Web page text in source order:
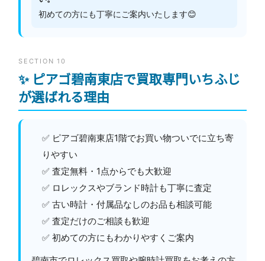
初めての方にも丁寧にご案内いたします😊
SECTION 10
✨ ピアゴ碧南東店で買取専門いちふじ
が選ばれる理由
✅ ピアゴ碧南東店1階でお買い物ついでに立ち寄
りやすい
✅ 査定無料・1点からでも大歓迎
✅ ロレックスやブランド時計も丁寧に査定
✅ 古い時計・付属品なしのお品も相談可能
✅ 査定だけのご相談も歓迎
✅ 初めての方にもわかりやすくご案内